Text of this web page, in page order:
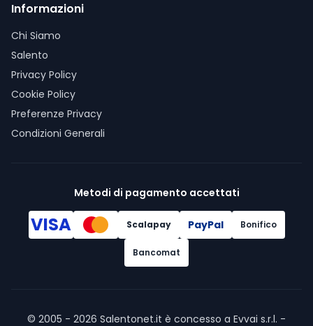
Informazioni
Chi Siamo
Salento
Privacy Policy
Cookie Policy
Preferenze Privacy
Condizioni Generali
Metodi di pagamento accettati
VISA Scalapay PayPal Bonifico
Bancomat
© 2005 - 2026 Salentonet.it è concesso a Evvai s.r.l. -